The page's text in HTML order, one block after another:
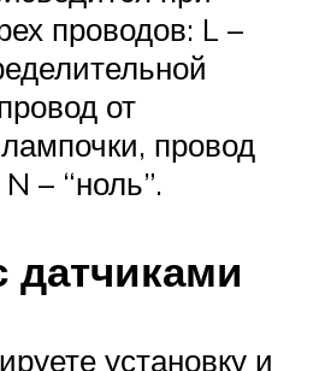
проводов: L –
от
провод
– “ноль”.
датчиками
установку и